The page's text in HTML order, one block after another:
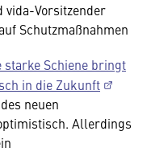
vida-Vorsitzender
Schutzmaßnahmen
starke Schiene bringt
in die Zukunft
neuen
Allerdings